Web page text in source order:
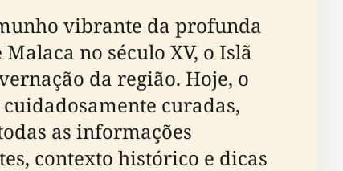
vibrante da profunda
no século XV, o Islã
da região. Hoje, o
curadas,
as informações
contexto histórico e dicas